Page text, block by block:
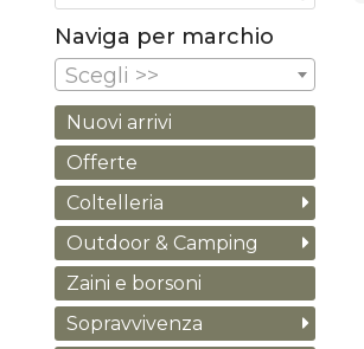
Naviga per marchio
Scegli >>
Nuovi arrivi
Offerte
Coltelleria
Outdoor & Camping
Zaini e borsoni
Sopravvivenza